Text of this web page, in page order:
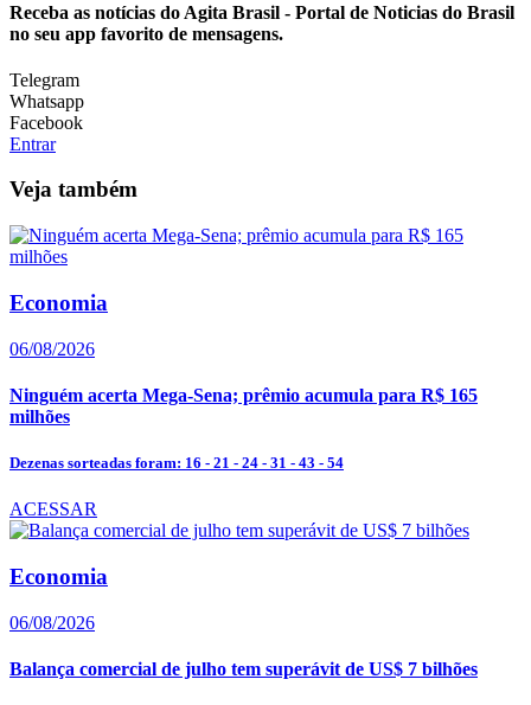
Receba as notícias do Agita Brasil - Portal de Noticias do Brasil
no seu app favorito de mensagens.
Telegram
Whatsapp
Facebook
Entrar
Veja também
Economia
06/08/2026
Ninguém acerta Mega-Sena; prêmio acumula para R$ 165
milhões
Dezenas sorteadas foram: 16 - 21 - 24 - 31 - 43 - 54
ACESSAR
Economia
06/08/2026
Balança comercial de julho tem superávit de US$ 7 bilhões